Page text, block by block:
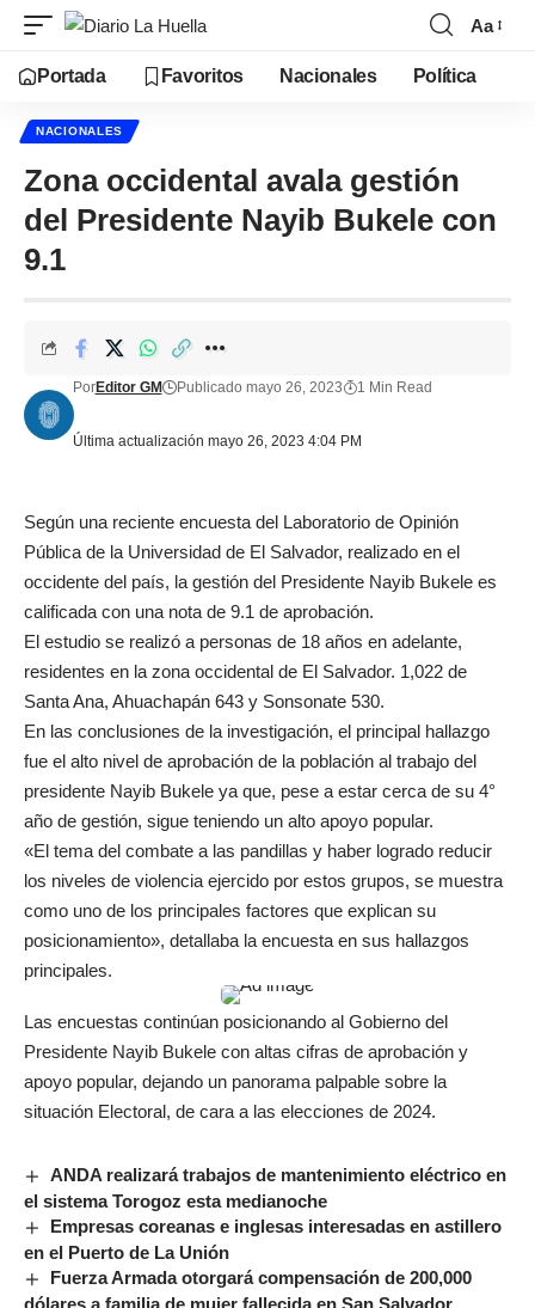
Aa
Portada Favoritos Nacionales Política
NACIONALES
Zona occidental avala gestión
del Presidente Nayib Bukele con
9.1
Última actualización mayo 26, 2023 4:04 PM
PorEditor GM Publicado mayo 26, 2023 1 Min Read
Según una reciente encuesta del Laboratorio de Opinión
Pública de la Universidad de El Salvador, realizado en el
occidente del país, la gestión del Presidente Nayib Bukele es
calificada con una nota de 9.1 de aprobación.
El estudio se realizó a personas de 18 años en adelante,
residentes en la zona occidental de El Salvador. 1,022 de
Santa Ana, Ahuachapán 643 y Sonsonate 530.
En las conclusiones de la investigación, el principal hallazgo
fue el alto nivel de aprobación de la población al trabajo del
presidente Nayib Bukele ya que, pese a estar cerca de su 4°
año de gestión, sigue teniendo un alto apoyo popular.
«El tema del combate a las pandillas y haber logrado reducir
los niveles de violencia ejercido por estos grupos, se muestra
como uno de los principales factores que explican su
posicionamiento», detallaba la encuesta en sus hallazgos
principales.
Las encuestas continúan posicionando al Gobierno del
Presidente Nayib Bukele con altas cifras de aprobación y
apoyo popular, dejando un panorama palpable sobre la
situación Electoral, de cara a las elecciones de 2024.
ANDA realizará trabajos de mantenimiento eléctrico en
el sistema Torogoz esta medianoche
Empresas coreanas e inglesas interesadas en astillero
en el Puerto de La Unión
Fuerza Armada otorgará compensación de 200,000
dólares a familia de mujer fallecida en San Salvador